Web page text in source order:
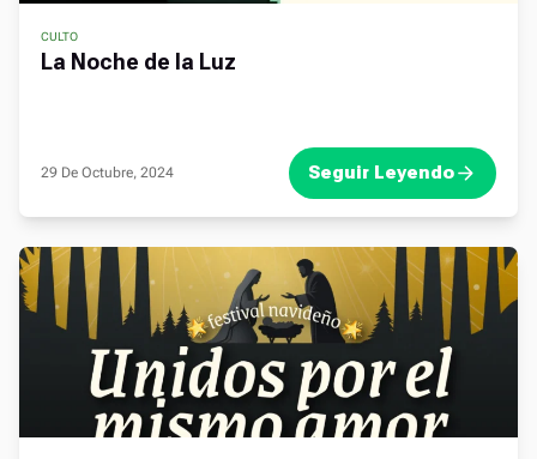
CULTO
La Noche de la Luz
29 De Octubre, 2024 Seguir Leyendo